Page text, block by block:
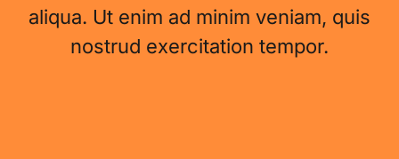
aliqua. Ut enim ad minim veniam, quis
nostrud exercitation tempor.